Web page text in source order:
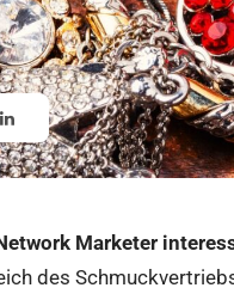
Marketer
des